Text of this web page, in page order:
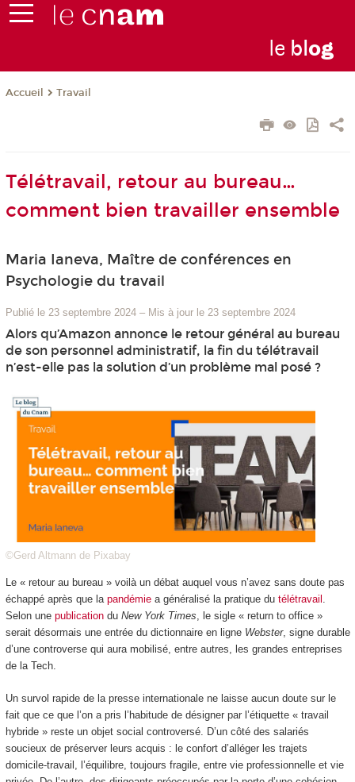
le blog
Accueil Travail
Télétravail, retour au bureau…
comment bien travailler ensemble
Maria Ianeva, Maître de conférences en
Psychologie du travail
Publié le 23 septembre 2024 – Mis à jour le 23 septembre 2024
Alors qu’Amazon annonce le retour général au bureau
de son personnel administratif, la fin du télétravail
n’est-elle pas la solution d’un problème mal posé ?
©Gerd Altmann de Pixabay
Le « retour au bureau » voilà un débat auquel vous n’avez sans doute pas
échappé après que la pandémiea généralisé la pratique du télétravail .
Selon une publicationdu New York Times, le sigle « return to office »
serait désormais une entrée du dictionnaire en ligne Webster, signe durable
d’une controverse qui aura mobilisé, entre autres, les grandes entreprises
de la Tech.
Un survol rapide de la presse internationale ne laisse aucun doute sur le
fait que ce que l’on a pris l’habitude de désigner par l’étiquette « travail
hybride » reste un objet social controversé. D’un côté des salariés
soucieux de préserver leurs acquis : le confort d’alléger les trajets
domicile-travail, l’équilibre, toujours fragile, entre vie professionnelle et vie